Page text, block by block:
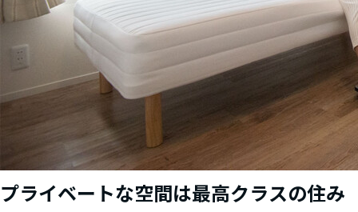
プライベートな空間は最高クラスの住み